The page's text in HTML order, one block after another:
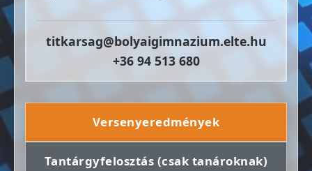
titkarsag@bolyaigimnazium.elte.hu
+36 94 513 680
Versenyeredmények
Tantárgyfelosztás (csak tanároknak)